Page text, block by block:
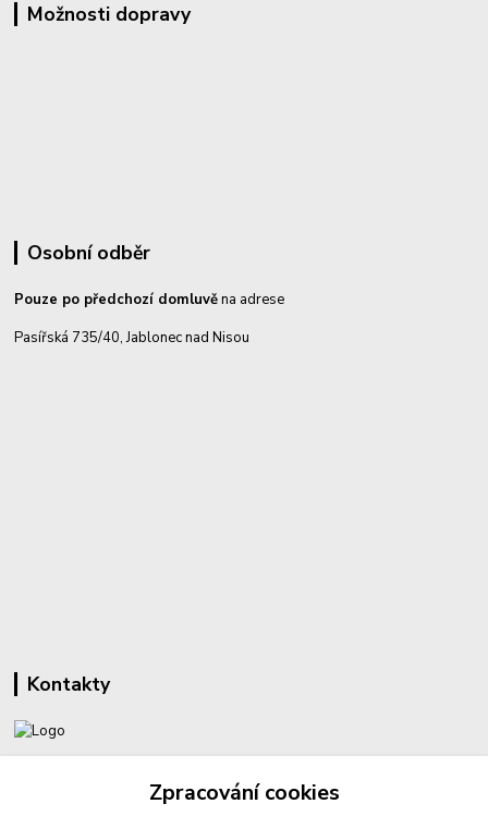
Možnosti dopravy
Osobní odběr
Pouze po předchozí domluvěna adrese
Pasířská 735/40, Jablonec nad Nisou
Kontakty
Zpracování cookies